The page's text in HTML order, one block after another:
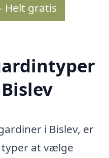
Helt gratis
i Bislev, er
at vælge